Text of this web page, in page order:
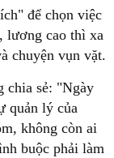
để chọn việc
lương cao thì xa
chuyện vụn vặt.
chia sẻ: "Ngày
quản lý của
không còn ai
buộc phải làm